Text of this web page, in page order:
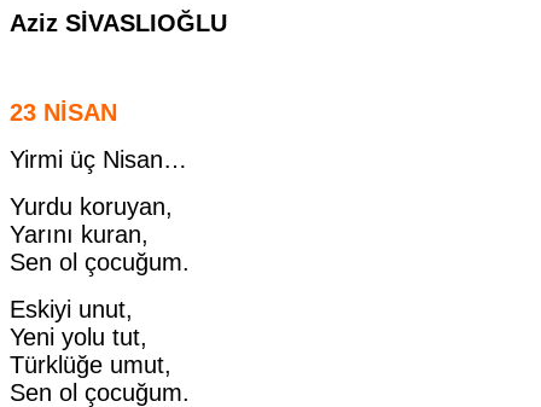
Aziz SİVASLIOĞLU
23 NİSAN
Yirmi üç Nisan…
Yurdu koruyan,
Yarını kuran,
Sen ol çocuğum.
Eskiyi unut,
Yeni yolu tut,
Türklüğe umut,
Sen ol çocuğum.